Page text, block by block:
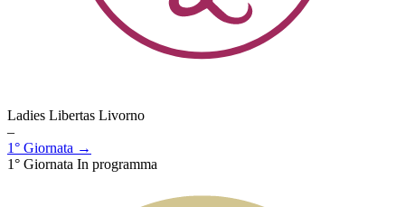
Ladies Libertas Livorno
–
1° Giornata →
1° Giornata In programma